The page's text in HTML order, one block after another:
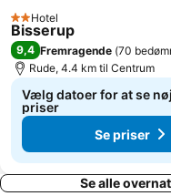
2 Stjerner
Hotel
Bisserup
9,4 Fremragende (70
Rude, 4.4 km til Centrum
Vælg datoer for at se
priser
Se priser
Se alle